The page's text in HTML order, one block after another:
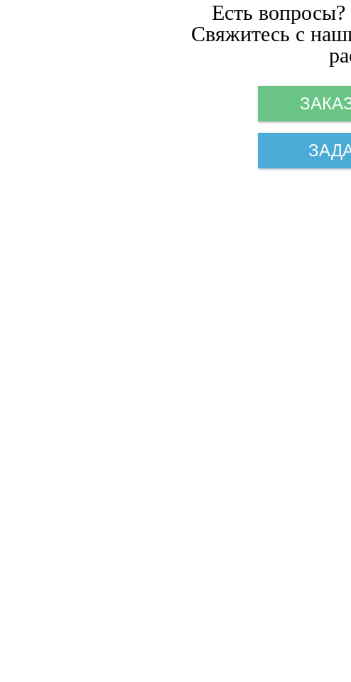
Есть
Свяжитесь с